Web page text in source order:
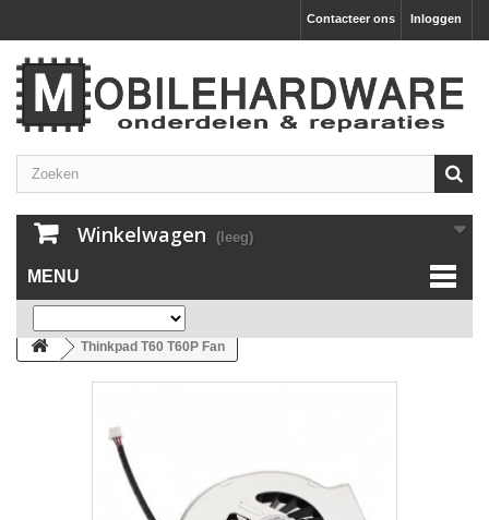
Inloggen
Contacteer ons
Winkelwagen (leeg)
MENU
Thinkpad T60 T60P Fan